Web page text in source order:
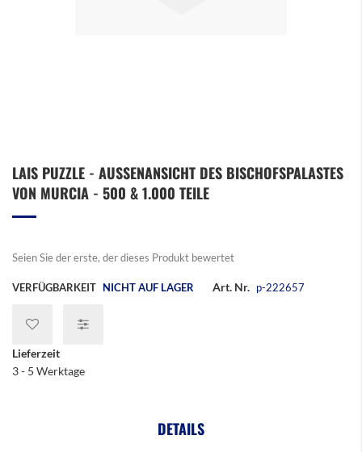
Anfang
der
LAIS PUZZLE - AUSSENANSICHT DES BISCHOFSPALASTES V
ON MURCIA - 500 & 1.000 TEILE
Seien Sie der erste, der dieses Produkt bewertet
VERFÜGBARKEIT NICHT AUF LAGER Art. Nr. p-222657
Lieferzeit
3 - 5 Werktage
DETAILS